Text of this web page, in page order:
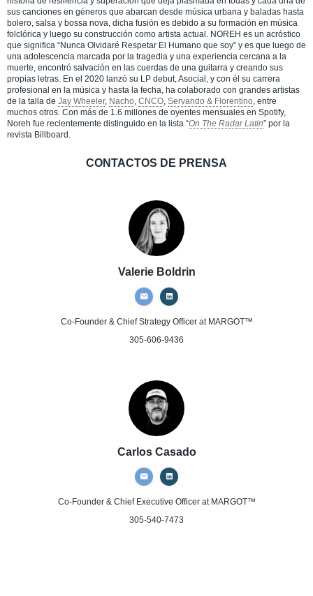
sus canciones en géneros que abarcan desde música urbana y baladas hasta
bolero, salsa y bossa nova, dicha fusión es debido a su formación en música
folclórica y luego su construcción como artista actual. NOREH es un acróstico
que significa “Nunca Olvidaré Respetar El Humano que soy” y es que luego de
una adolescencia marcada por la tragedia y una experiencia cercana a la
muerte, encontró salvación en las cuerdas de una guitarra y creando sus
propias letras. En el 2020 lanzó su LP debut, Asocial, y con él su carrera
profesional en la música y hasta la fecha, ha colaborado con grandes artistas
de la talla de Jay Wheeler, Nacho, CNCO, Servando & Florentino, entre
muchos otros. Con más de 1.6 millones de oyentes mensuales en Spotify,
Noreh fue recientemente distinguido en la lista “On The Radar Latin” por la
revista Billboard.
CONTACTOS DE PRENSA
Valerie Boldrin
Co-Founder & Chief Strategy Officerat MARGOT™
305-606-9436
Carlos Casado
Co-Founder & Chief Executive Officerat MARGOT™
305-540-7473